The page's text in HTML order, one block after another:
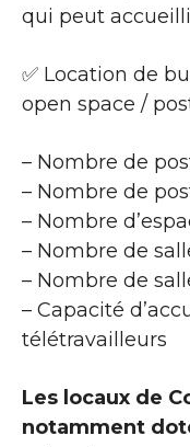
qui peut
✅ Location de
open space /
– Nombre de
– Nombre de
– Nombre
– Nombre de
– Nombre de
– Capacité
télétravailleurs
Les locaux de
notamment